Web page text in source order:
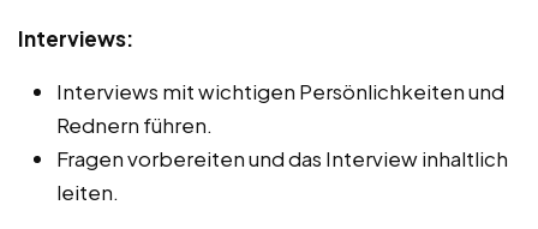
Interviews:
Interviews mit wichtigen Persönlichkeiten und
Rednern führen.
Fragen vorbereiten und das Interview inhaltlich
leiten.